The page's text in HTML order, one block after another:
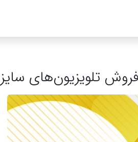
سایز 50 تا 65 اینچ